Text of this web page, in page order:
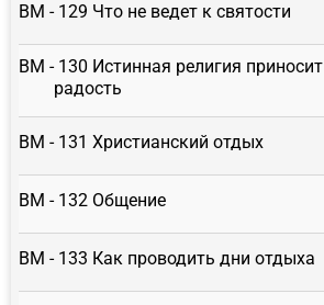
ВМ - 129 Что не ведет к святости
ВМ - 130 Истинная религия приносит
радость
ВМ - 131 Христианский отдых
ВМ - 132 Общение
ВМ - 133 Как проводить дни отдыха